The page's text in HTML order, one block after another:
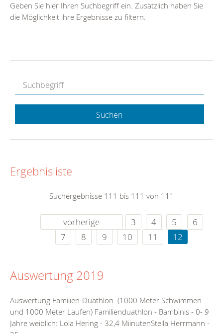
Geben Sie hier Ihren Suchbegriff ein. Zusätzlich haben Sie
die Möglichkeit ihre Ergebnisse zu filtern.
Suchen
Ergebnisliste
Suchergebnisse 111 bis 111 von 111
vorherige 3 4 5
6
7
8 9 10 11 12
Auswertung 2019
Auswertung Familien-Duathlon (1000 Meter Schwimmen
und 1000 Meter Laufen) Familienduathlon - Bambinis - 0- 9
Jahre weiblich: Lola Hering - 32,4 MiinutenStella Herrmann -